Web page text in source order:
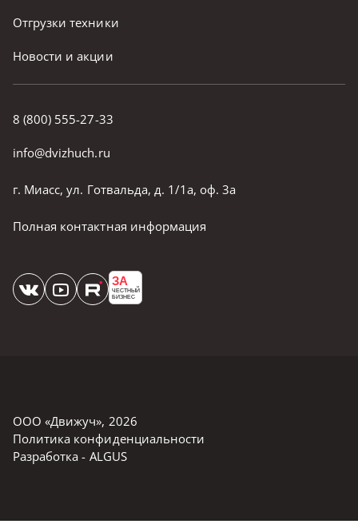
8 (800) 555-27-33
info@dvizhuch.ru
г. Миасс, ул. Готвальда, д. 1/1а, оф. 3а
Полная контактная информация
ЗА
ЧЕСТНЫЙ
БИЗНЕС
Отгрузки техники
Новости и акции
ООО «Движуч», 2026
Политика конфиденциальности
Разработка - ALGUS